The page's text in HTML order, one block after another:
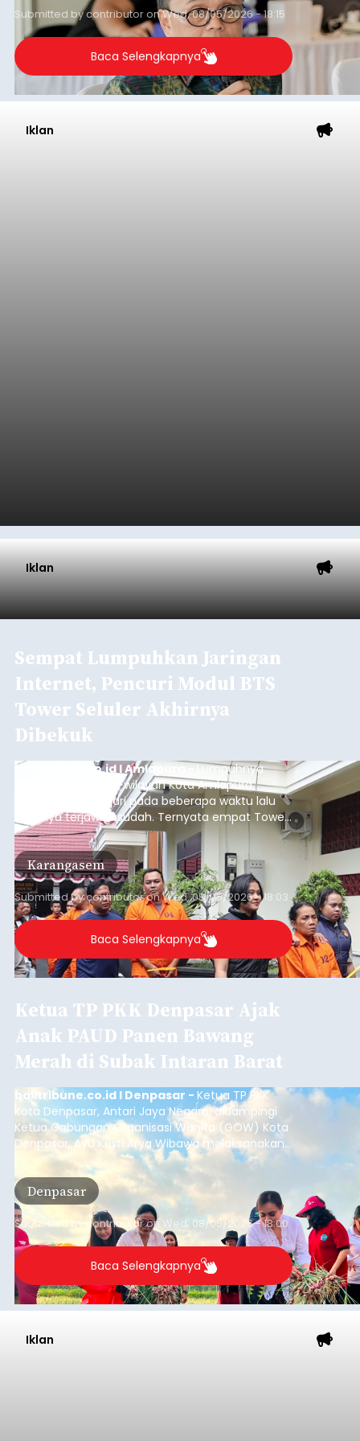
Submitted bycontributoronWed, 08/05/2026 - 18:15
Baca Selengkapnya
Iklan
Iklan
Sempat Lumpuhkan Jaringan
Internet, Pencuri Modul BTS
Tower Seluler Akhirnya
Dibekuk
balitribune.co.id I Amlapura - Lumpuhnya
jaringan internet di wilayah Kota Amlapura
selama berhari-hari pada beberapa waktu lalu
akhirnya terjawab sudah. Ternyata empat Tower
BTS Seluler yang berada di lokasi berbeda di
wilayah Karangasem telah dibobol maling,
dimana bagian modul penguat signal yang
berada di Tower BTS Seluler itu hilang dicuri.
Karangasem
Submitted bycontributoronWed, 08/05/2026 - 18:03
Baca Selengkapnya
Ketua TP PKK Denpasar Ajak
Anak PAUD Panen Bawang
Merah di Subak Intaran Barat
balitribune.co.id I Denpasar - Ketua TP PKK
Kota Denpasar, Antari Jaya Negara, didampingi
Ketua Gabungan Organisasi Wanita (GOW) Kota
Denpasar, Ayu Kristi Arya Wibawa melaksanakan
panen bawang merah dan jagung manis
bersama anak-anak Pendidikan Anak Usia Dini
(PAUD) di Subak Intaran Barat, Rabu (5/8/2026).
Denpasar
Submitted by contributoron Wed, 08/05/2026 - 18:00
Baca Selengkapnya
Iklan